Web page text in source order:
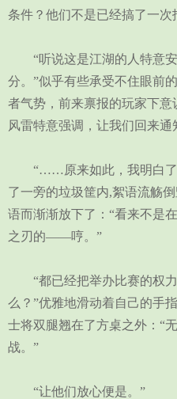
条件？他们不是已经搞了一次
“听说这是江湖的人特意安
分。”似乎有些承受不住眼前
者气势，前来禀报的玩家下
风雷特意强调，让我们回来通
“……原来如此，我明白了
了一旁的垃圾筐内,絮语流觞
语而渐渐放下了：“看来不是
之刃的——哼。”
“都已经把举办比赛的权力
么？”优雅地滑动着自己的手
士将双腿翘在了方桌之外：“
战。”
“让他们放心便是。”